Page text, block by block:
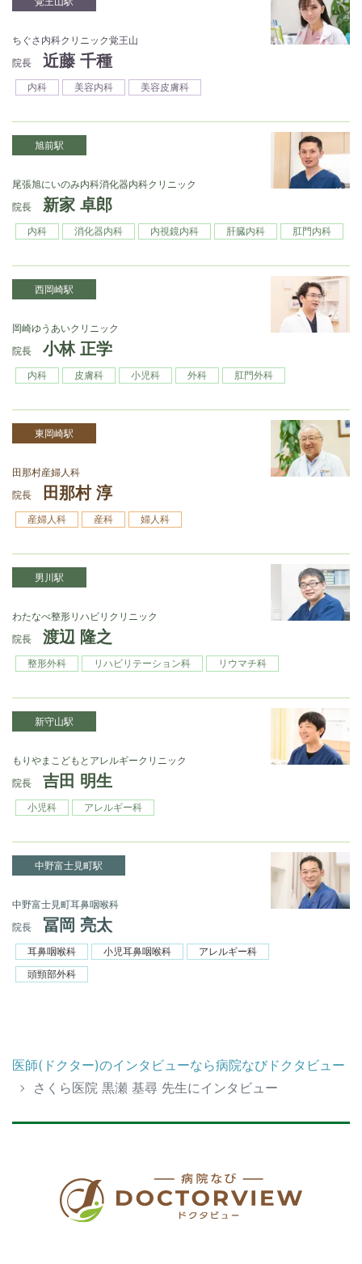
ちぐさ内科クリニック覚王山
院長
近藤 千種
内科 美容内科 美容皮膚科
旭前駅
尾張旭にいのみ内科消化器内科クリニック
院長
新家 卓郎
内科 消化器内科 内視鏡内科 肝臓内科 肛門内科
西岡崎駅
岡崎ゆうあいクリニック
院長
小林 正学
内科 皮膚科 小児科 外科 肛門外科
東岡崎駅
田那村産婦人科
院長
田那村 淳
産婦人科 産科 婦人科
男川駅
わたなべ整形リハビリクリニック
院長
渡辺 隆之
整形外科 リハビリテーション科 リウマチ科
新守山駅
もりやまこどもとアレルギークリニック
院長
吉田 明生
小児科 アレルギー科
中野富士見町駅
中野富士見町耳鼻咽喉科
院長
冨岡 亮太
耳鼻咽喉科 小児耳鼻咽喉科
アレルギー科
頭頸部外科
医師(ドクター)のインタビューなら病院なびドクタビュー
さくら医院 黒瀬 基尋 先生にインタビュー